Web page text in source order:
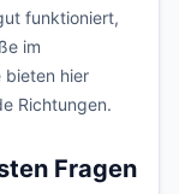
funktioniert,
im
bieten hier
Richtungen.
Fragen